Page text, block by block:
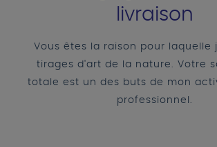
livraison
Vous êtes la raison pour laquelle
tirages d'art de la nature. Votre
totale est un des buts de mon
professionnel.